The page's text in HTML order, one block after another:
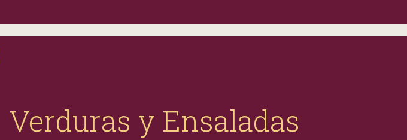
Verduras y Ensaladas